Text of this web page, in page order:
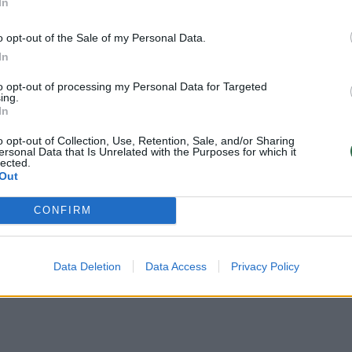
opt-out of the Sale of my Personal Data.
opt-out of processing my Personal Data for Targeted
opt-out of Collection, Use, Retention, Sale, and/or Sharing
Data that Is Unrelated with the Purposes for which it
CONFIRM
Data Deletion Data Access Privacy Policy
vartotojai. Prisijunkite prie registruotų vartotojų